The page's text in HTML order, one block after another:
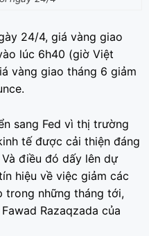
24/4, giá vàng giao
lúc 6h40 (giờ Việt
vàng giao tháng 6 giảm
sang Fed vì thị trường
tế được cải thiện đáng
điều đó dấy lên dự
hiệu về việc giảm các
trong những tháng tới,
Razaqzada của